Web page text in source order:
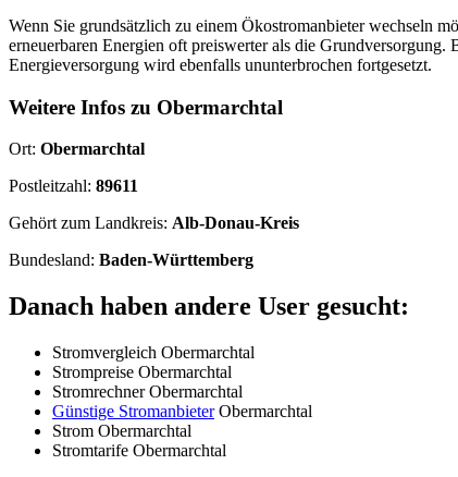
Wenn Sie grundsätzlich zu einem Ökostromanbieter wechseln
erneuerbaren Energien oft preiswerter als die
Energieversorgung wird ebenfalls ununterbrochen fortgesetzt.
Weitere Infos zu Obermarchtal
Ort: Obermarchtal
Postleitzahl: 89611
Gehört zum Landkreis: Alb-Donau-Kreis
Bundesland: Baden-Württemberg
Danach haben andere User gesucht:
Stromvergleich Obermarchtal
Strompreise Obermarchtal
Stromrechner Obermarchtal
Günstige StromanbieterObermarchtal
Strom Obermarchtal
Stromtarife Obermarchtal